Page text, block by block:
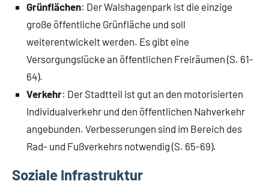
Grünflächen: Der Walshagenpark ist die einzige
große öffentliche Grünfläche und soll
weiterentwickelt werden. Es gibt eine
Versorgungslücke an öffentlichen Freiräumen (S. 61-
64).
Verkehr: Der Stadtteil ist gut an den motorisierten
Individualverkehr und den öffentlichen Nahverkehr
angebunden. Verbesserungen sind im Bereich des
Rad- und Fußverkehrs notwendig (S. 65-69).
Soziale Infrastruktur